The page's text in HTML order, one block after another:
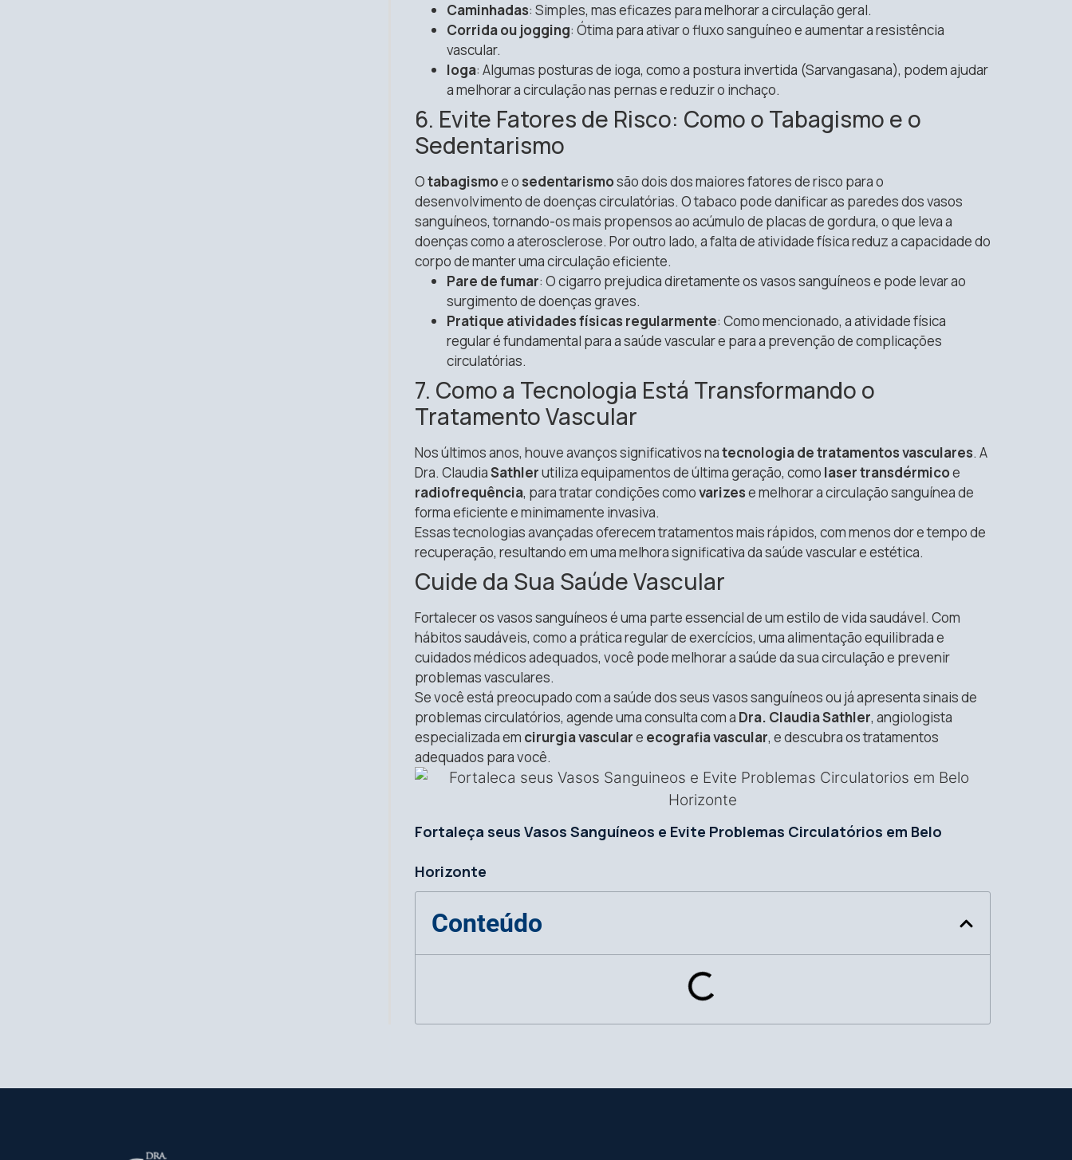
Caminhadas: Simples, mas eficazes para melhorar a circulação geral.
Corrida ou jogging: Ótima para ativar o fluxo sanguíneo e aumentar a resistência
vascular.
Ioga: Algumas posturas de ioga, como a postura invertida (Sarvangasana), podem ajudar
a melhorar a circulação nas pernas e reduzir o inchaço.
6. Evite Fatores de Risco: Como o Tabagismo e o
Sedentarismo
Otabagismoe o sedentarismosão dois dos maiores fatores de risco para o
desenvolvimento de doenças circulatórias. O tabaco pode danificar as paredes dos vasos
sanguíneos, tornando-os mais propensos ao acúmulo de placas de gordura, o que leva a
doenças como a aterosclerose. Por outro lado, a falta de atividade física reduz a capacidade do
corpo de manter uma circulação eficiente.
Pare de fumar: O cigarro prejudica diretamente os vasos sanguíneos e pode levar ao
surgimento de doenças graves.
Pratique atividades físicas regularmente: Como mencionado, a atividade física
regular é fundamental para a saúde vascular e para a prevenção de complicações
circulatórias.
7. Como a Tecnologia Está Transformando o
Tratamento Vascular
Nos últimos anos, houve avanços significativos natecnologia de tratamentos vasculares. A
Dra. ClaudiaSathlerutiliza equipamentos de última geração, como laser transdérmicoe
radiofrequência, para tratar condições comovarizese melhorar a circulação sanguínea de
forma eficiente e minimamente invasiva.
Essas tecnologias avançadas oferecem tratamentos mais rápidos, com menos dor e tempo de
recuperação, resultando em uma melhora significativa da saúde vascular e estética.
Cuide da Sua Saúde Vascular
Fortalecer os vasos sanguíneos é uma parte essencial de um estilo de vida saudável. Com
hábitos saudáveis, como a prática regular de exercícios, uma alimentação equilibrada e
cuidados médicos adequados, você pode melhorar a saúde da sua circulação e prevenir
problemas vasculares.
Se você está preocupado com a saúde dos seus vasos sanguíneos ou já apresenta sinais de
problemas circulatórios, agende uma consulta com a Dra. Claudia Sathler, angiologista
especializada em cirurgia vasculare ecografia vascular, e descubra os tratamentos
adequados para você.
Fortaleça seus Vasos Sanguíneos e Evite Problemas Circulatórios em Belo
Horizonte
Conteúdo